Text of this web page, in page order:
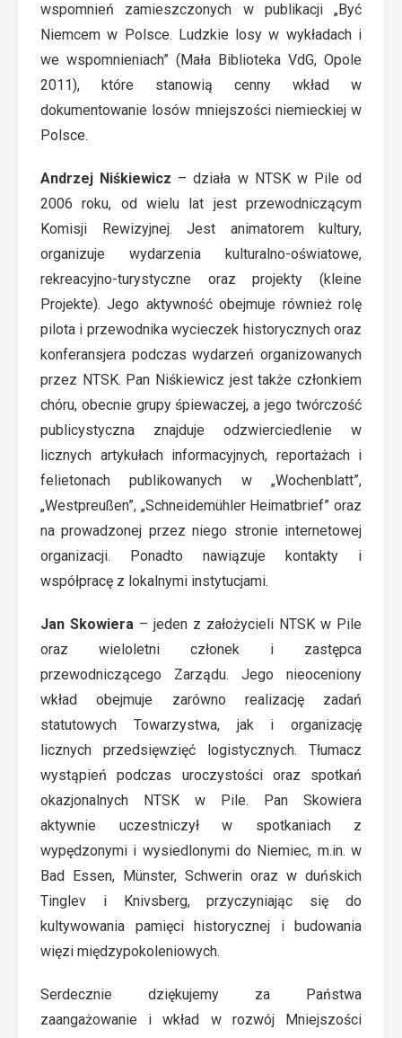
wspomnień zamieszczonych w publikacji „Być
Niemcem w Polsce. Ludzkie losy w wykładach i
we wspomnieniach” (Mała Biblioteka VdG, Opole
2011), które stanowią cenny wkład w
dokumentowanie losów mniejszości niemieckiej w
Polsce.
Andrzej Niśkiewicz – działa w NTSK w Pile od
2006 roku, od wielu lat jest przewodniczącym
Komisji Rewizyjnej. Jest animatorem kultury,
organizuje wydarzenia kulturalno-oświatowe,
rekreacyjno-turystyczne oraz projekty (kleine
Projekte). Jego aktywność obejmuje również rolę
pilota i przewodnika wycieczek historycznych oraz
konferansjera podczas wydarzeń organizowanych
przez NTSK. Pan Niśkiewicz jest także członkiem
chóru, obecnie grupy śpiewaczej, a jego twórczość
publicystyczna znajduje odzwierciedlenie w
licznych artykułach informacyjnych, reportażach i
felietonach publikowanych w „Wochenblatt”,
„Westpreußen”, „Schneidemühler Heimatbrief” oraz
na prowadzonej przez niego stronie internetowej
organizacji. Ponadto nawiązuje kontakty i
współpracę z lokalnymi instytucjami.
Jan Skowiera – jeden z założycieli NTSK w Pile
oraz wieloletni członek i zastępca
przewodniczącego Zarządu. Jego nieoceniony
wkład obejmuje zarówno realizację zadań
statutowych Towarzystwa, jak i organizację
licznych przedsięwzięć logistycznych. Tłumacz
wystąpień podczas uroczystości oraz spotkań
okazjonalnych NTSK w Pile. Pan Skowiera
aktywnie uczestniczył w spotkaniach z
wypędzonymi i wysiedlonymi do Niemiec, m.in. w
Bad Essen, Münster, Schwerin oraz w duńskich
Tinglev i Knivsberg, przyczyniając się do
kultywowania pamięci historycznej i budowania
więzi międzypokoleniowych.
Serdecznie dziękujemy za Państwa
zaangażowanie i wkład w rozwój Mniejszości